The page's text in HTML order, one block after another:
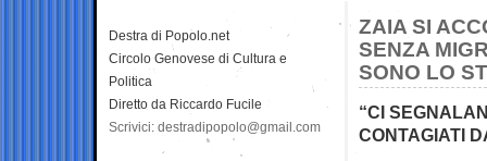
ZAIA SI
SENZA
SONO LO
“CI
CONTAGIATI
Destra di Popolo.net
Circolo Genovese di Cultura e
Politica
Diretto da Riccardo Fucile
Scrivici: destradipopolo@gmail.com